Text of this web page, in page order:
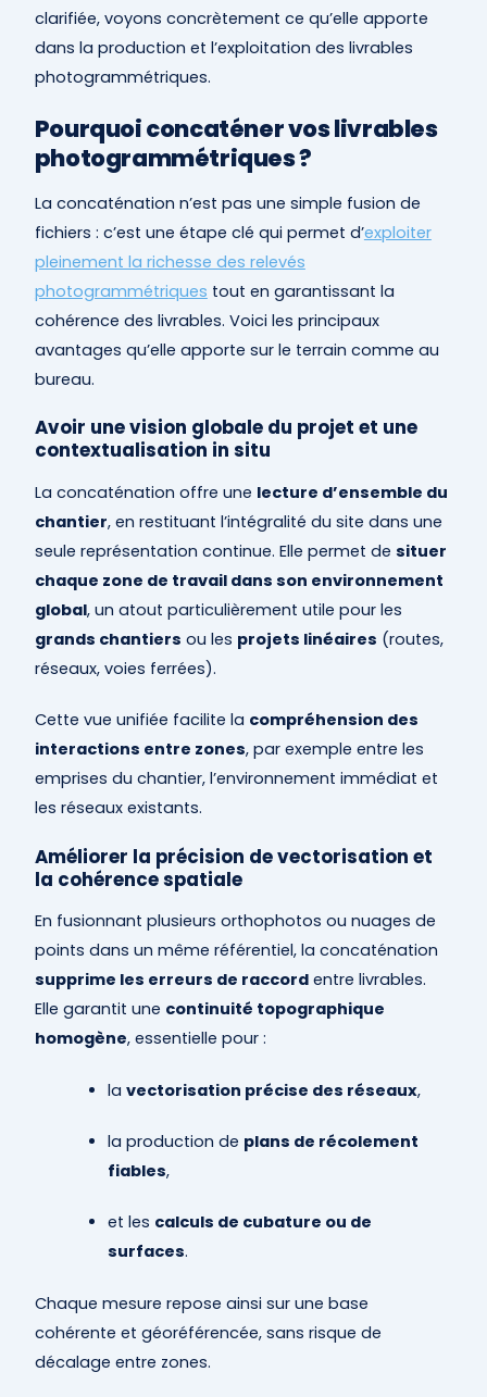
clarifiée, voyons concrètement ce qu’elle apporte
dans la production et l’exploitation des livrables
photogrammétriques.
Pourquoi concaténer vos livrables
photogrammétriques ?
La concaténation n’est pas une simple fusion de
fichiers : c’est une étape clé qui permet d’exploiter
pleinement la richesse des relevés
photogrammétriques tout en garantissant la
cohérence des livrables. Voici les principaux
avantages qu’elle apporte sur le terrain comme au
bureau.
Avoir une vision globale du projet et une
contextualisation in situ
La concaténation offre une lecture d’ensemble du
chantier, en restituant l’intégralité du site dans une
seule représentation continue. Elle permet de situer
chaque zone de travail dans son environnement
global, un atout particulièrement utile pour les
grands chantiers ou les projets linéaires (routes,
réseaux, voies ferrées).
Cette vue unifiée facilite la compréhension des
interactions entre zones, par exemple entre les
emprises du chantier, l’environnement immédiat et
les réseaux existants.
Améliorer la précision de vectorisation et
la cohérence spatiale
En fusionnant plusieurs orthophotos ou nuages de
points dans un même référentiel, la concaténation
supprime les erreurs de raccordentre livrables.
Elle garantit une continuité topographique
homogène, essentielle pour :
la vectorisation précise des réseaux,
la production de plans de récolement
fiables,
et les calculs de cubature ou de
surfaces.
Chaque mesure repose ainsi sur une base
cohérente et géoréférencée, sans risque de
décalage entre zones.